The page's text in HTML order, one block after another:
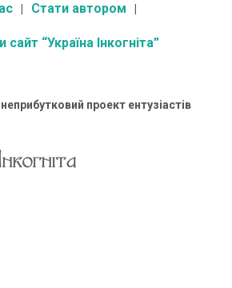
Стати автором
сайт “Україна Інкогніта”
неприбутковий проект ентузіастів